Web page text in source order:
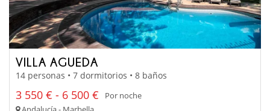
VILLA AGUEDA
14 personas • 7 dormitorios • 8 baños
3 550 € - 6 500 €
Por noche